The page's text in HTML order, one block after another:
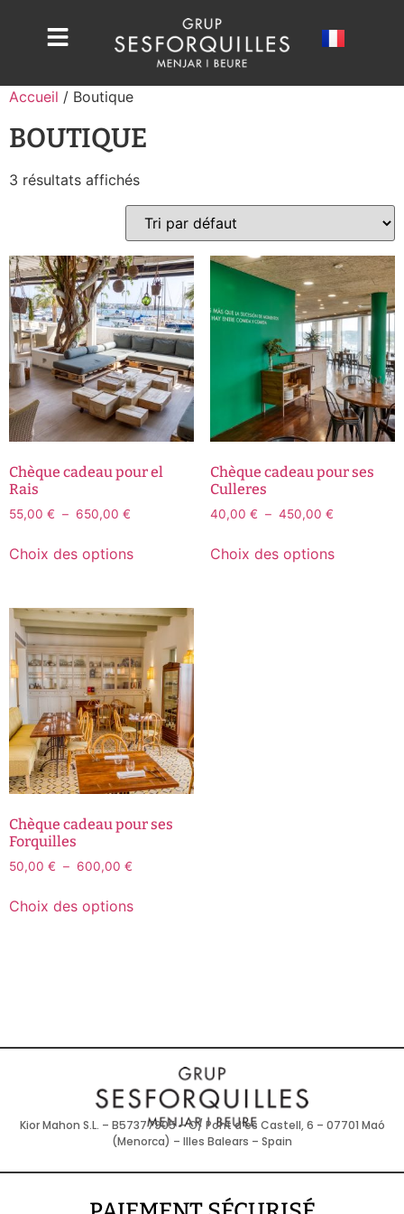
Accueil / Boutique
BOUTIQUE
3 résultats affichés
Chèque cadeau pour el
Rais
55,00 € – 650,00 €
Choix des options
Chèque cadeau pour ses
Culleres
40,00 € – 450,00 €
Choix des options
Chèque cadeau pour ses
Forquilles
50,00 € – 600,00 €
Choix des options
Kior Mahon S.L. – B57377905 – C/ Pont d’es Castell, 6 – 07701 Maó
(Menorca) – Illes Balears – Spain